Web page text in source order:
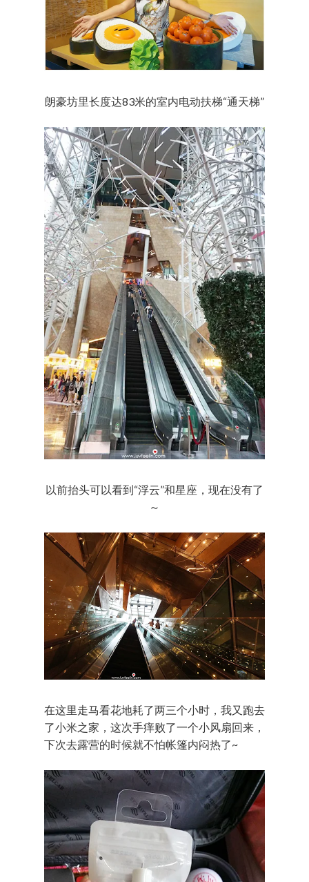
朗豪坊里长度达83米的室内电动扶梯“通天梯”
以前抬头可以看到“浮云”和星座，现在没有了
～
在这里走马看花地耗了两三个小时，我又跑去
了小米之家，这次手痒败了一个小风扇回来，
下次去露营的时候就不怕帐篷内闷热了~